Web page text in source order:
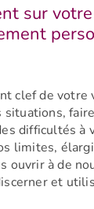
sur
clef de votre
situations,
difficultés à
limites,
ouvrir à de
et